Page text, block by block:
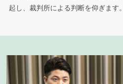
起し、裁判所による判断を仰ぎます。